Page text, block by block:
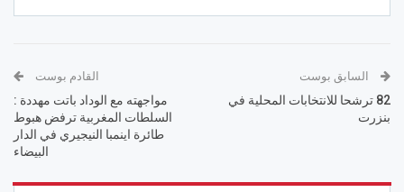
السابق بوست
82 ترشحا للانتخابات المحلية في
بنزرت
القادم بوست
مواجهته مع الوداد باتت مهددة :
السلطات المغربية ترفض هبوط
طائرة اينمبا النيجيري في الدار
البيضاء